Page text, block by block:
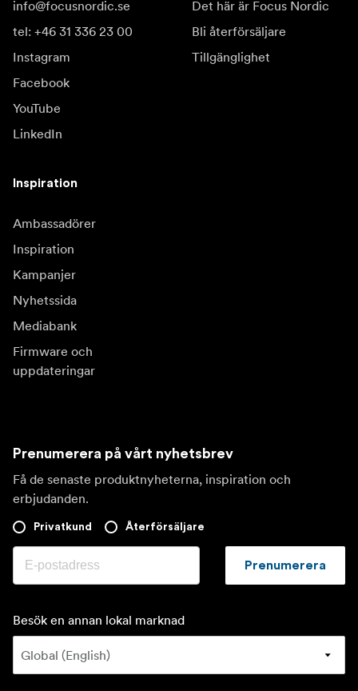
info@focusnordic.se
tel: +46 31 336 23 00
Instagram
Facebook
YouTube
LinkedIn
Det här är Focus Nordic
Bli återförsäljare
Tillgänglighet
Inspiration
Ambassadörer
Inspiration
Kampanjer
Nyhetssida
Mediabank
Firmware och
uppdateringar
Prenumerera på vårt nyhetsbrev
Få de senaste produktnyheterna, inspiration och
erbjudanden.
Privatkund Återförsäljare
Prenumerera
Besök en annan lokal marknad